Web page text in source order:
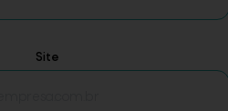
Site